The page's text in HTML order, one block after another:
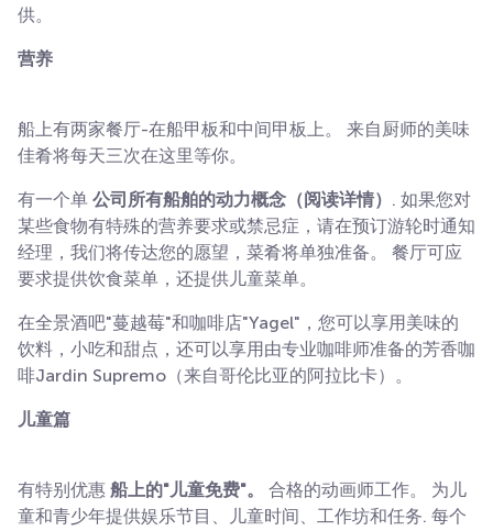
供。
营养
船上有两家餐厅-在船甲板和中间甲板上。 来自厨师的美味
佳肴将每天三次在这里等你。
有一个单 公司所有船舶的动力概念（阅读详情） . 如果您对
某些食物有特殊的营养要求或禁忌症，请在预订游轮时通知
经理，我们将传达您的愿望，菜肴将单独准备。 餐厅可应
要求提供饮食菜单，还提供儿童菜单。
在全景酒吧"蔓越莓"和咖啡店"Yagel"，您可以享用美味的
饮料，小吃和甜点，还可以享用由专业咖啡师准备的芳香咖
啡Jardin Supremo（来自哥伦比亚的阿拉比卡）。
儿童篇
有特别优惠 船上的"儿童免费"。
合格的动画师工作。 为儿
童和青少年提供娱乐节目、儿童时间、工作坊和任务. 每个